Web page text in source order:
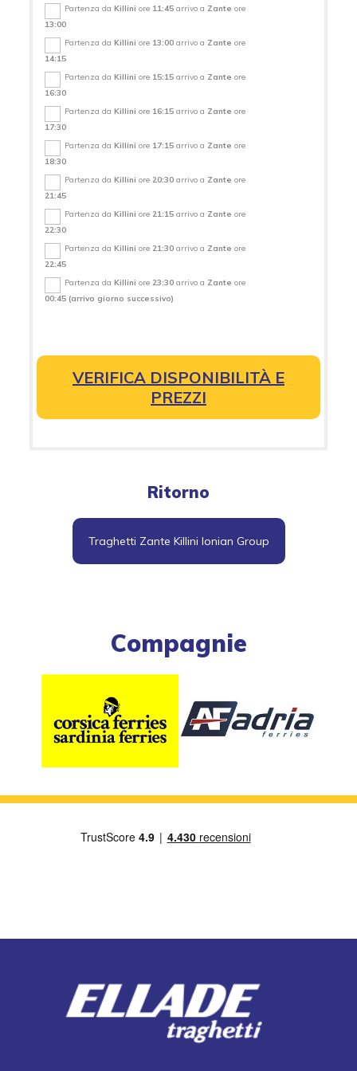
Partenza daKillini ore 11:45 arrivo a Zante ore
13:00
Partenza daKillini ore 13:00 arrivo a Zante ore
14:15
Partenza daKillini ore 15:15 arrivo a Zante ore
16:30
Partenza daKillini ore 16:15 arrivo a Zante ore
17:30
Partenza daKillini ore 17:15 arrivo a Zante ore
18:30
Partenza daKillini ore 20:30 arrivo a Zante ore
21:45
Partenza daKillini ore 21:15 arrivo a Zante ore
22:30
Partenza daKillini ore 21:30 arrivo a Zante ore
22:45
Partenza daKillini ore 23:30 arrivo a Zante ore
00:45 (arrivo giorno successivo)
VERIFICA DISPONIBILITÀ E
PREZZI
Ritorno
Traghetti Zante Killini Ionian Group
Compagnie